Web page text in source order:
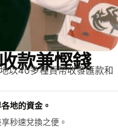
款兼慳錢
以40多種貨幣收發匯款和
地的資金。
秒速兌換之便。